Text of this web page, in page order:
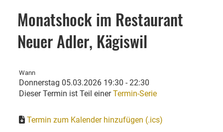
Monatshock im Restaurant
Neuer Adler, Kägiswil
Wann
Donnerstag 05.03.2026 19:30 - 22:30
Dieser Termin ist Teil einerTermin-Serie
Termin zum Kalender hinzufügen (.ics)